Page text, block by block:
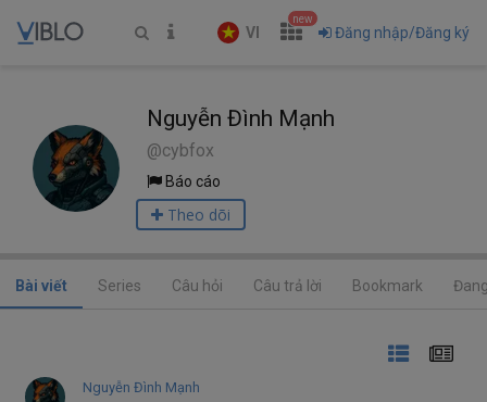
VI
new
Đăng nhập/Đăng ký
Nguyễn Đình Mạnh
@cybfox
Báo cáo
Theo dõi
Bài viết Series Câu hỏi Câu trả lời Bookmark
Nguyễn Đình Mạnh